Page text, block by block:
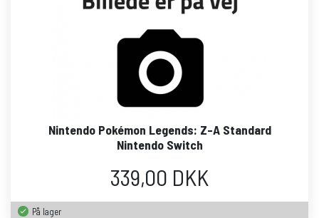
Nintendo Pokémon Legends: Z-A Standard
Nintendo Switch
339,00 DKK
På lager